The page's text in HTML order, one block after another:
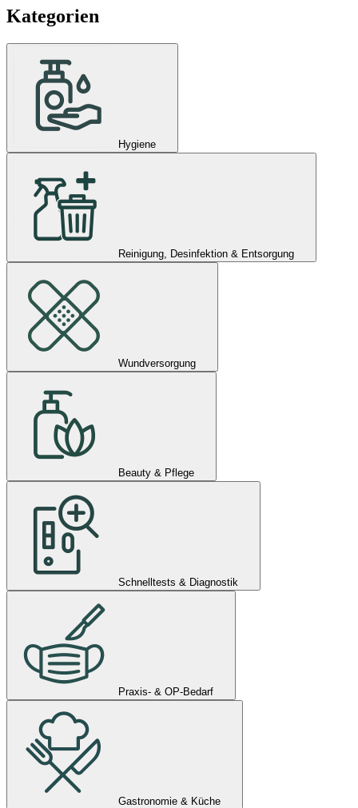
Kategorien
Hygiene
Reinigung, Desinfektion & Entsorgung
Wundversorgung
Beauty & Pflege
Schnelltests & Diagnostik
Praxis- & OP-Bedarf
Gastronomie & Küche